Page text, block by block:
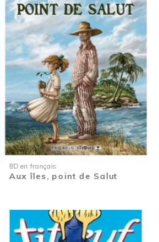
BD en français
Aux îles, point de Salut